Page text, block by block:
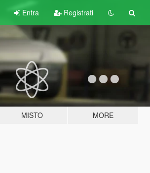
Entra Registrati
MISTO MORE